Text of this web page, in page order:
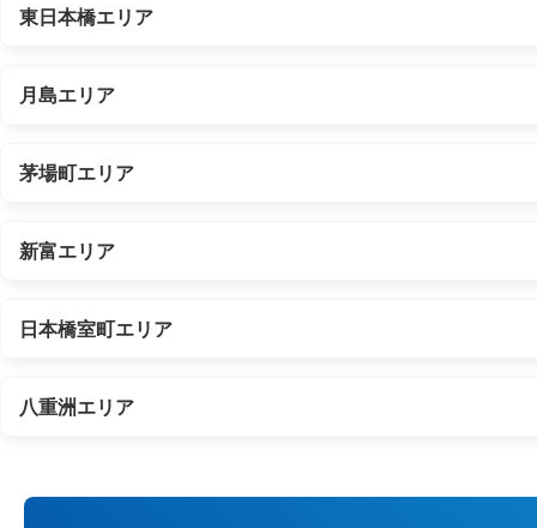
東日本橋エリア
月島エリア
茅場町エリア
新富エリア
日本橋室町エリア
八重洲エリア